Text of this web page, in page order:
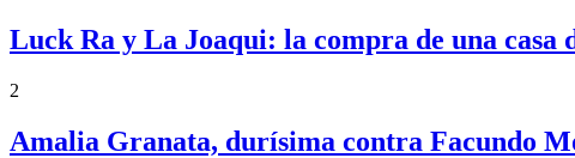
Luck Ra y La Joaqui: la compra de una casa
2
Amalia Granata, durísima contra Facundo